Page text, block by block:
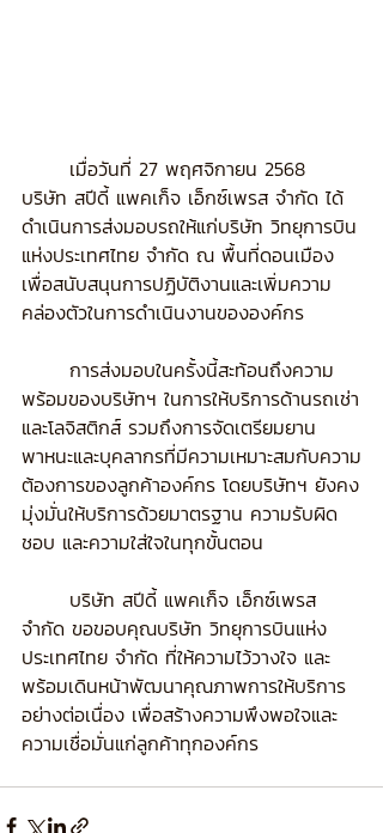
บริษัท สปีดี้ แพคเก็จ เอ็กซ์เพรส จำกัด ได้
ดำเนินการส่งมอบรถให้แก่บริษัท วิทยุการบิน
แห่งประเทศไทย จำกัด ณ พื้นที่ดอนเมือง
เพื่อสนับสนุนการปฏิบัติงานและเพิ่มความ
คล่องตัวในการดำเนินงานขององค์กร
พร้อมของบริษัทฯ ในการให้บริการด้านรถเช่า
และโลจิสติกส์ รวมถึงการจัดเตรียมยาน
พาหนะและบุคลากรที่มีความเหมาะสมกับความ
ต้องการของลูกค้าองค์กร โดยบริษัทฯ ยังคง
มุ่งมั่นให้บริการด้วยมาตรฐาน ความรับผิด
ชอบ และความใส่ใจในทุกขั้นตอน
จำกัด ขอขอบคุณบริษัท วิทยุการบินแห่ง
ประเทศไทย จำกัด ที่ให้ความไว้วางใจ และ
พร้อมเดินหน้าพัฒนาคุณภาพการให้บริการ
อย่างต่อเนื่อง เพื่อสร้างความพึงพอใจและ
ความเชื่อมั่นแก่ลูกค้าทุกองค์กร